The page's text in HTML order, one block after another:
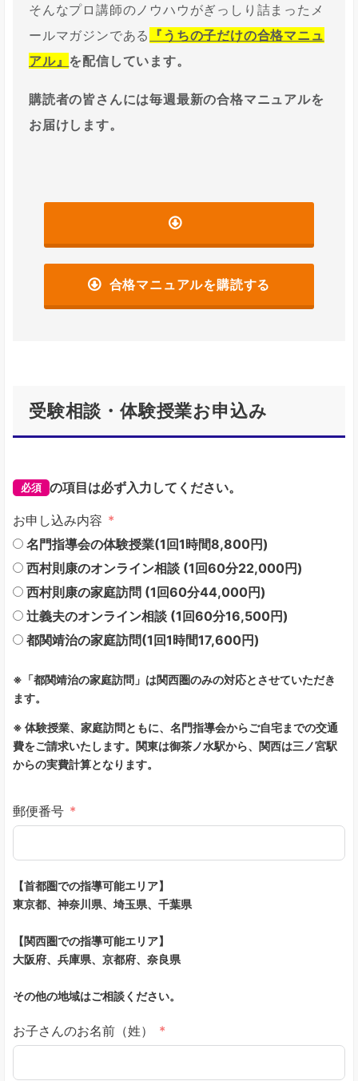
そんなプロ講師のノウハウがぎっしり詰まったメ
ールマガジンである 『うちの子だけの合格マニュ
アル』 を配信しています。
購読者の皆さんには毎週最新の合格マニュアルを
お届けします。
合格マニュアルを購読する
受験相談・体験授業お申込み
必須 の項目は必ず入力してください。
お申し込み内容
名門指導会の体験授業(1回1時間8,800円)
西村則康のオンライン相談 (1回60分22,000円)
西村則康の家庭訪問 (1回60分44,000円)
辻義夫のオンライン相談 (1回60分16,500円)
都関靖治の家庭訪問(1回1時間17,600円)
※「都関靖治の家庭訪問」は関西圏のみの対応とさせていただき
ます。
※ 体験授業、家庭訪問ともに、名門指導会からご自宅までの交通
費をご請求いたします。関東は御茶ノ水駅から、関西は三ノ宮駅
からの実費計算となります。
郵便番号
【首都圏での指導可能エリア】
東京都、神奈川県、埼玉県、千葉県
【関西圏での指導可能エリア】
大阪府、兵庫県、京都府、奈良県
その他の地域はご相談ください。
お子さんのお名前（姓）